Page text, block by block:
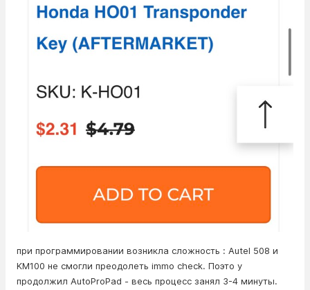
при программировании возникла сложность : Autel 508 и
KM100 не смогли преодолеть immo check. Поэто у
продолжил AutoProPad - весь процесс занял 3-4 минуты.